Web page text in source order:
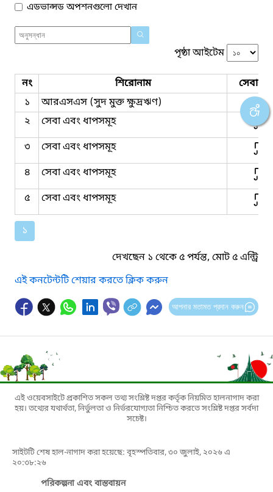
এডভান্সড অপশনগুলো দেখান
পৃষ্ঠা আইটেম
নং শিরোনাম
সেবার
১
আরএসএস (সুদ মুক্ত ক্ষুদ্রঋণ)
২
সেবা এবং ধাপসমূহ
৩
সেবা এবং ধাপসমূহ
৪
সেবা এবং ধাপসমূহ
৫
সেবা এবং ধাপসমূহ
১
দেখছেন ১ থেকে ৫ পর্যন্ত, মোট ৫ এন্ট্রি
এই কনটেন্টটি শেয়ার করতে ক্লিক করুন
আপনার মতামত প্রদান করুন
এই ওয়েবসাইটে প্রকাশিত সকল তথ্য সংশ্লিষ্ট দপ্তর কর্তৃক নিয়মিত হালনাগাদ করা
হয়। তথ্যের যথার্থতা, নির্ভুলতা ও নির্ভরযোগ্যতা নিশ্চিত করতে সংশ্লিষ্ট দপ্তর সর্বদা
সচেষ্ট।
সাইটটি শেষ হাল-নাগাদ করা হয়েছে: বৃহস্পতিবার, ৩০ জুলাই, ২০২৬ এ
২০:৩৮:২৬
পরিকল্পনা এবং বাস্তবায়ন